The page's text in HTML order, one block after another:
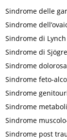
Sindrome delle
Sindrome
Sindrome di Lynch
Sindrome di
Sindrome
Sindrome feto-
Sindrome
Sindrome
Sindrome
Sindrome post